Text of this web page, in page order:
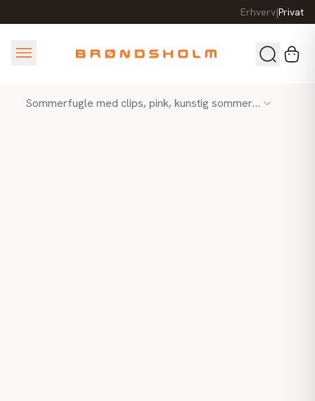
Erhverv|Privat
Sommerfugle med clips, pink, kunstig sommerfugl